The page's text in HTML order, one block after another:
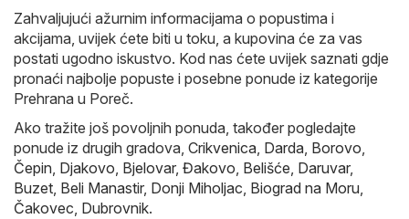
Zahvaljujući ažurnim informacijama o popustima i
akcijama, uvijek ćete biti u toku, a kupovina će za vas
postati ugodno iskustvo. Kod nas ćete uvijek saznati gdje
pronaći najbolje popuste i posebne ponude iz kategorije
Prehrana u Poreč.
Ako tražite još povoljnih ponuda, također pogledajte
ponude iz drugih gradova, Crikvenica, Darda, Borovo,
Čepin, Djakovo, Bjelovar, Đakovo, Belišće, Daruvar,
Buzet, Beli Manastir, Donji Miholjac, Biograd na Moru,
Čakovec, Dubrovnik.